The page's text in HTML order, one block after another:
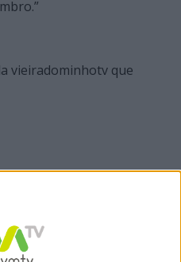
vieiradominhotv que